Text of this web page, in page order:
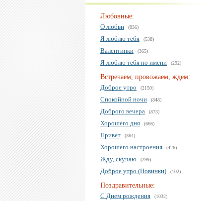
Любовные:
О любви
(836)
Я люблю тебя (538)
Валентинки (365)
Я люблю тебя по имени (292)
Встречаем, провожаем, ждем:
Доброе утро
(2150)
Спокойной ночи (848)
Доброго вечера (873)
Хорошего дня (666)
Привет (364)
Хорошего настроения (426)
Жду, скучаю (299)
Доброе утро (Новинки) (102)
Поздравительные:
С Днем рождения
(1032)